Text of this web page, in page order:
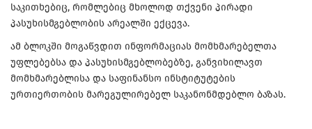
საკითხებიც, რომლებიც მხოლოდ თქვენი პირადი
პასუხისმგებლობის არეალში ექცევა.
ამ ბლოკში მოგაწვდით ინფორმაციას მომხმარებელთა
უფლებებსა და პასუხისმგებლობებზე, განვიხილავთ
მომხმარებლისა და საფინანსო ინსტიტუტების
ურთიერთობის მარეგულირებელ საკანონმდებლო ბაზას.